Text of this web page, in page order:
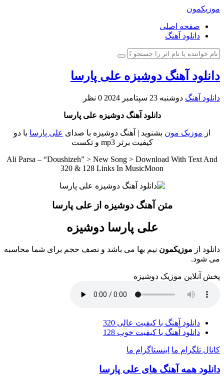
موزیکمون
صفحه اصلی
دانلود آهنگ
دانلود آهنگ دوشیزه علی پارسا
دانلود آهنگ دوشنبه 23 سپتامبر 2024 0 نظر
دانلود آهنگ دوشیزه علی پارسا
از موزیک مون بشنوید | آهنگ دوشیزه با صدای علی پارسا با دو
کیفیت برتر mp3 و تکست
Ali Parsa – “Doushizeh” > New Song > Download With Text And
320 & 128 Links In MusicMoon
متن آهنگ دوشیزه از علی پارسا
علی پارسا دوشیزه
دانلود از موزیکمون نیم بها می باشد و نصف حجم برای شما محاسبه
می شود.
پخش آنلاین موزیک دوشیزه
دانلود آهنگ با کیفیت عالی 320
دانلود آهنگ با کیفیت خوب 128
کانال تلگرام ما اینستاگرام ما
دانلود همه آهنگ های علی پارسا